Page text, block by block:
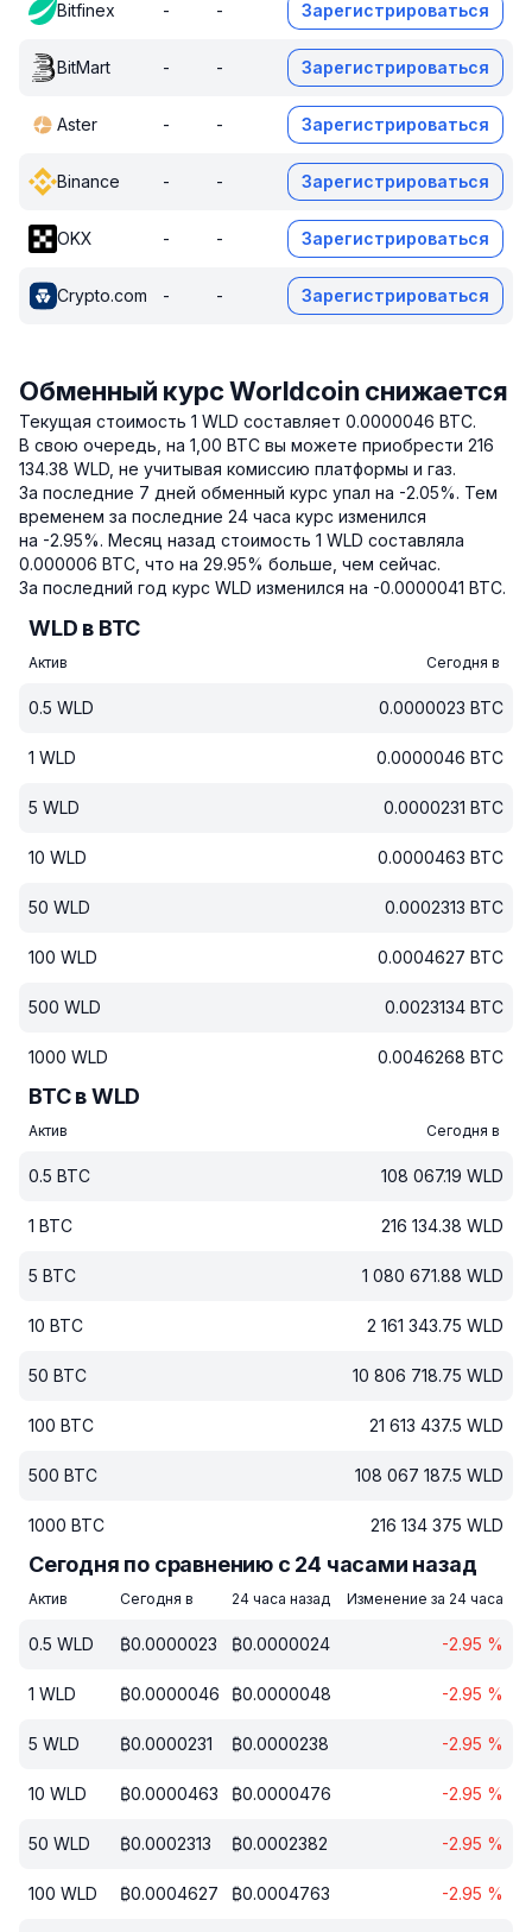
Bitfinex - - Зарегистрироваться
BitMart - - Зарегистрироваться
Aster - - Зарегистрироваться
Binance - - Зарегистрироваться
OKX - - Зарегистрироваться
Crypto.com - - Зарегистрироваться
Обменный курс Worldcoin снижается
Текущая стоимость 1 WLD составляет 0.0000046 BTC.
В свою очередь, на 1,00 BTC вы можете приобрести 216
134.38 WLD, не учитывая комиссию платформы и газ.
За последние 7 дней обменный курс упал на -2.05%. Тем
временем за последние 24 часа курс изменился
на -2.95%. Месяц назад стоимость 1 WLD составляла
0.000006 BTC, что на 29.95% больше, чем сейчас.
За последний год курс WLD изменился на -0.0000041 BTC.
WLD в BTC
Актив Сегодня в
0.5 WLD 0.0000023 BTC
1 WLD 0.0000046 BTC
5 WLD 0.0000231 BTC
10 WLD 0.0000463 BTC
50 WLD 0.0002313 BTC
100 WLD 0.0004627 BTC
500 WLD 0.0023134 BTC
1000 WLD 0.0046268 BTC
BTC в WLD
Актив Сегодня в
0.5 BTC 108 067.19 WLD
1 BTC 216 134.38 WLD
5 BTC 1 080 671.88 WLD
10 BTC 2 161 343.75 WLD
50 BTC 10 806 718.75 WLD
100 BTC 21 613 437.5 WLD
500 BTC 108 067 187.5 WLD
1000 BTC 216 134 375 WLD
Сегодня по сравнению с 24 часами назад
Актив Сегодня в 24 часа назад Изменение за 24 часа
0.5 WLD ₿0.0000023 ₿0.0000024 -2.95 %
1 WLD ₿0.0000046 ₿0.0000048 -2.95 %
5 WLD ₿0.0000231 ₿0.0000238 -2.95 %
10 WLD ₿0.0000463 ₿0.0000476 -2.95 %
50 WLD ₿0.0002313 ₿0.0002382 -2.95 %
100 WLD ₿0.0004627 ₿0.0004763 -2.95 %